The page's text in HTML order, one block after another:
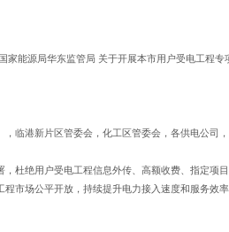
家能源局华东监管局 关于开展本市用户受电工程专
临港新片区管委会，化工区管委会，各供电公司
，杜绝用户受电工程信息外传、高额收费、指定项
程市场公平开放，持续提升电力接入速度和服务效